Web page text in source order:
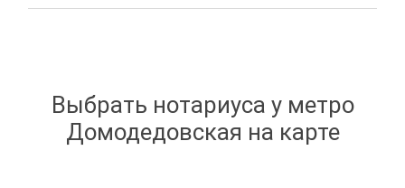
Выбрать нотариуса у метро
Домодедовская на карте